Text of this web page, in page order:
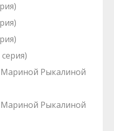
Мариной Рыкалиной
Мариной Рыкалиной